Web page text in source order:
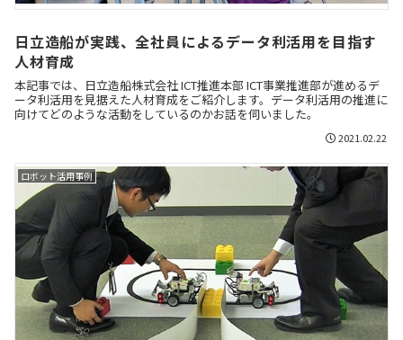
日立造船が実践、全社員によるデータ利活用を目指す
人材育成
本記事では、日立造船株式会社 ICT推進本部 ICT事業推進部が進めるデ
ータ利活用を見据えた人材育成をご紹介します。データ利活用の推進に
向けてどのような活動をしているのかお話を伺いました。
2021.02.22
ロボット活用事例